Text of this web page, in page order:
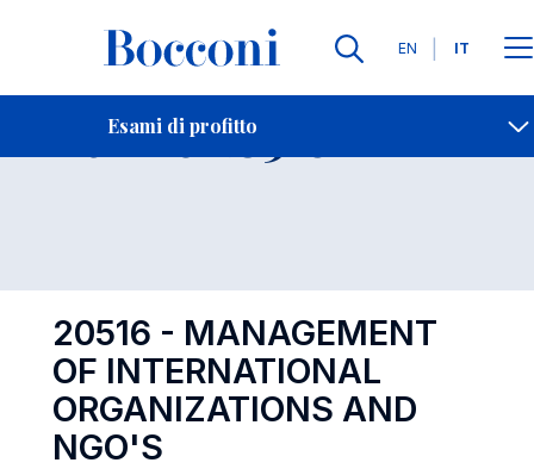
Lingue
EN IT
Esami di profitto
Contatti
Esame 20516 Open
20516 - MANAGEMENT
OF INTERNATIONAL
ORGANIZATIONS AND
NGO'S